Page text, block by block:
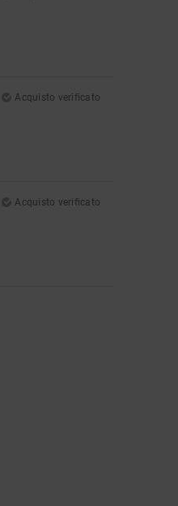
Acquisto verificato
Acquisto verificato